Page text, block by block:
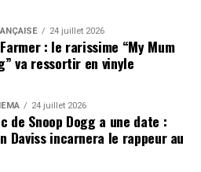
24 juillet 2026
: le rarissime “My Mum
va ressortir en vinyle
24 juillet 2026
de Snoop Dogg a une date :
Daviss incarnera le rappeur au